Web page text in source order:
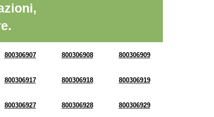
800306907 800306908 800306909
800306917 800306918 800306919
800306927 800306928 800306929